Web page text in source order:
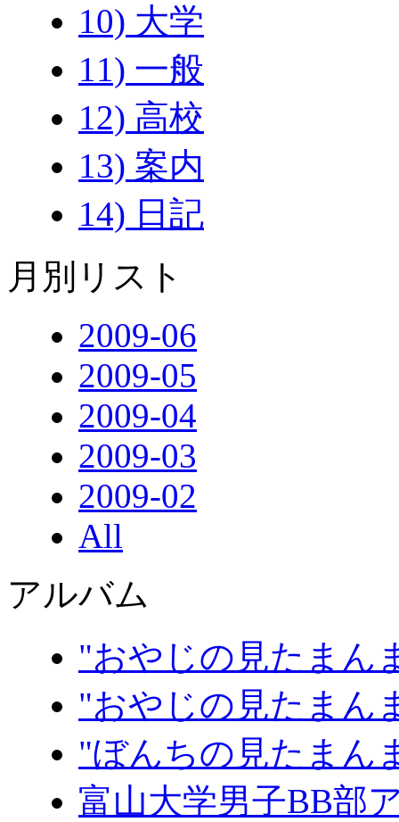
10) 大学
11) 一般
12) 高校
13) 案内
14) 日記
月別リスト
2009-06
2009-05
2009-04
2009-03
2009-02
All
アルバム
"おやじの見たまん
"おやじの見たまん
"ぼんちの見たまん
富山大学男子BB部